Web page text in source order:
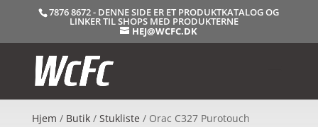
7876 8672 - DENNE SIDE ER ET PRODUKTKATALOG OG
LINKER TIL SHOPS MED PRODUKTERNE
HEJ@WCFC.DK
Hjem / Butik/ Stukliste / Orac C327 Purotouch